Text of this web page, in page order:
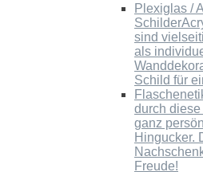
Plexiglas /
Schilder
sind
als
Schild für
durch
ganz
Hingucker.
Freude!